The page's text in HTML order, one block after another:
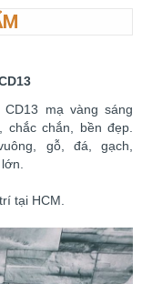
mạ vàng sáng
chắn, bền đẹp.
gỗ, đá, gạch,
tại HCM.